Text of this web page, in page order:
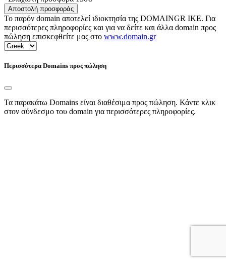
Αποστολή προσφοράς
Το παρόν domain αποτελεί ιδιοκτησία της DOMAINGR ΙΚΕ. Για
περισσότερες πληροφορίες και για να δείτε και άλλα domain προς
πώληση επισκεφθείτε μας στο www.domain.gr
Περισσότερα Domains προς πώληση
Τα παρακάτω Domains είναι διαθέσιμα προς πώληση. Κάντε κλικ
στον σύνδεσμο του domain για περισσότερες πληροφορίες.